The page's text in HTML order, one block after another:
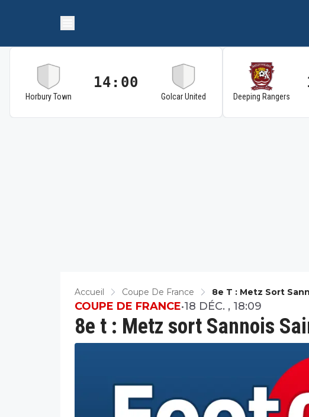
Horbury Town
14:00
Golcar United Deeping Rangers
Accueil Coupe De France 8e T : Metz Sort
8e t : Metz sort Sannois
COUPE DE FRANCE•18 DÉC. , 18:09